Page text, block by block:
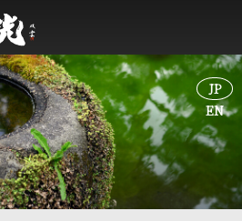
JP
EN
JP
EN